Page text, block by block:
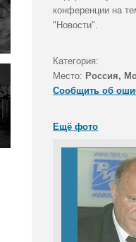
конференции на
"Новости".
Категория:
Место: Россия,
Сообщить об
Ещё фото